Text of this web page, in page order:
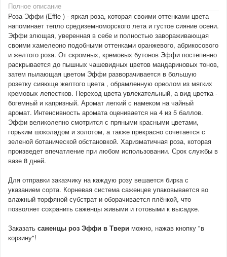
Полное описание
Роза Эффи (Effie ) - яркая роза, которая своими оттенками цвета
напоминает тепло средиземноморского лета и густое сияние осени.
Эффи злющая, уверенная в себе и полностью завораживающая
своими хамелеоно подобными оттенками оранжевого, абрикосового
и желтого роза. От скромных, кремовых бутонов Эффи постепенно
раскрывается до пышных чашевидных цветов мандариновых тонов,
затем пылающая цветом Эффи разворачивается в большую
розетку сияюще желтого цвета , обрамленную ореолом из мягких
кремовых лепестков. Переход цвета увлекательный, а вид цветка -
богемный и капризный. Аромат легкий с намеком на чайный
аромат. Интенсивность аромата оценивается на 4 из 5 баллов.
Эффи великолепно смотрится с пряными красными цветами,
горьким шоколадом и золотом, а также прекрасно сочетается с
зеленой ботанической обстановкой. Харизматичная роза, которая
произведет впечатление при любом использовании. Срок службы в
вазе 8 дней.
Для отправки заказчику на каждую розу вешается бирка с
указанием сорта. Корневая система саженцев упаковывается во
влажный торфяной субстрат и оборачивается плёнкой, что
позволяет сохранить саженцы живыми и готовыми к высадке.
Заказать саженцы роз Эффи в Твери можно, нажав кнопку "в
корзину"!